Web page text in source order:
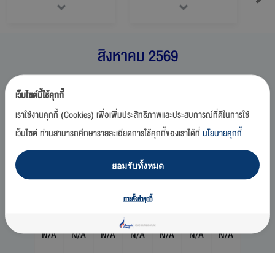
สิงหาคม 2569
N/A
N/A
N/A
N/A
5
N/A
N/A
N/A
N/A
N/A
N/A
N/A
N/A
N/A
N/A
N/A
เว็บไซต์นี้ใช้คุกกี้
เราใช้งานคุกกี้ (Cookies) เพื่อเพิ่มประสิทธิภาพและประสบการณ์ที่ดีในการใช้
เว็บไซต์ ท่านสามารถศึกษารายละเอียดการใช้คุกกี้ของเราได้ที่นโยบายคุกกี้
ยอมรับทั้งหมด
การตั้งค่าคุกกี้